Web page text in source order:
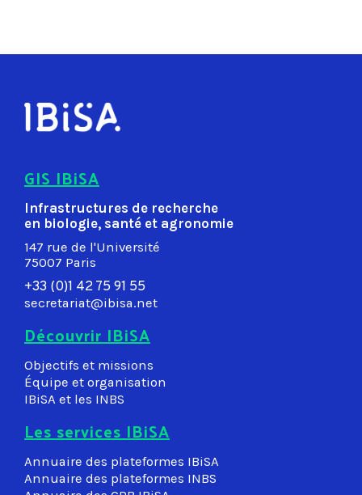
GIS IBiSA
Infrastructures de recherche
en biologie, santé et agronomie
147 rue de l'Université
75007 Paris
+33 (0)1 42 75 91 55
secretariat@ibisa.net
Découvrir IBiSA
Objectifs et missions
Équipe et organisation
IBiSA et les INBS
Les services IBiSA
Annuaire des plateformes IBiSA
Annuaire des plateformes INBS